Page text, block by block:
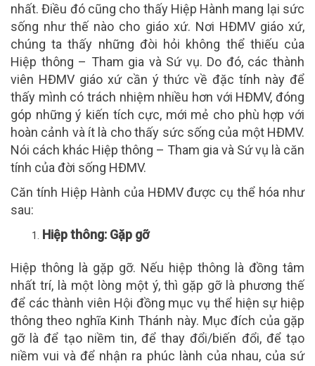
nhất. Điều đó cũng cho thấy Hiệp Hành mang lại sức
sống như thế nào cho giáo xứ. Nơi HĐMV giáo xứ,
chúng ta thấy những đòi hỏi không thể thiếu của
Hiệp thông – Tham gia và Sứ vụ. Do đó, các thành
viên HĐMV giáo xứ cần ý thức về đặc tính này để
thấy mình có trách nhiệm nhiều hơn với HĐMV, đóng
góp những ý kiến tích cực, mới mẻ cho phù hợp với
hoàn cảnh và ít là cho thấy sức sống của một HĐMV.
Nói cách khác Hiệp thông – Tham gia và Sứ vụ là căn
tính của đời sống HĐMV.
Căn tính Hiệp Hành của HĐMV được cụ thể hóa như
sau:
Hiệp thông: Gặp gỡ
Hiệp thông là gặp gỡ. Nếu hiệp thông là đồng tâm
nhất trí, là một lòng một ý, thì gặp gỡ là phương thế
để các thành viên Hội đồng mục vụ thể hiện sự hiệp
thông theo nghĩa Kinh Thánh này. Mục đích của gặp
gỡ là để tạo niềm tin, để thay đổi/biến đổi, để tạo
niềm vui và để nhận ra phúc lành của nhau, của sứ